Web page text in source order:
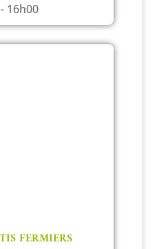
16h00
FERMIERS